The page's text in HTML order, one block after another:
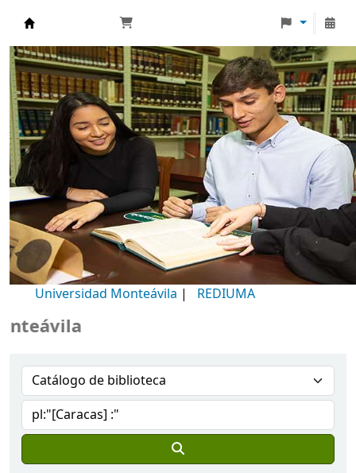
Biblioteca Universidad Monteávila
Universidad Monteávila | REDIUMA